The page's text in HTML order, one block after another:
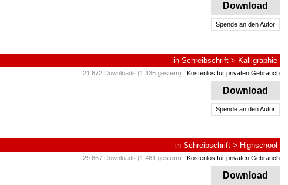
Download
Spende an den Autor
in Schreibschrift > Kalligraphie
21.672 Downloads (1.135 gestern) Kostenlos für privaten Gebrauch
Download
Spende an den Autor
in Schreibschrift > Highschool
29.667 Downloads (1.461 gestern) Kostenlos für privaten Gebrauch
Download